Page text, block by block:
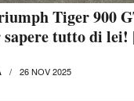
Tiger 900
sapere tutto di
26 NOV 2025